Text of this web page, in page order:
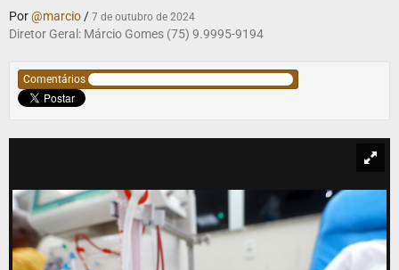
Por@marcio / 7 de outubro de 2024
Diretor Geral: Márcio Gomes (75) 9.9995-9194
Comentários